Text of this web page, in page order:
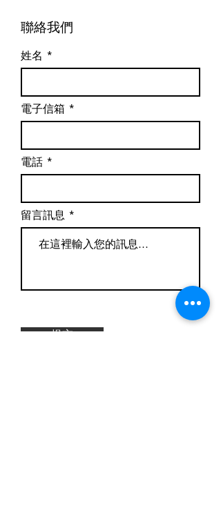
聯絡我們
姓名
電子信箱
電話
留言訊息
提交